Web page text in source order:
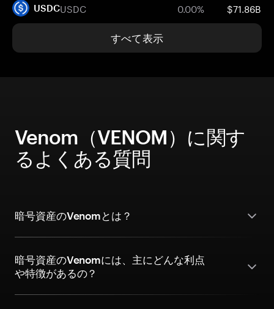
USDCUSDC 0.00% $71.86B
すべて表示
Venom（VENOM）に関す
るよくある質問
暗号資産のVenomとは？
暗号資産のVenomには、主にどんな利点
や特徴があるの？